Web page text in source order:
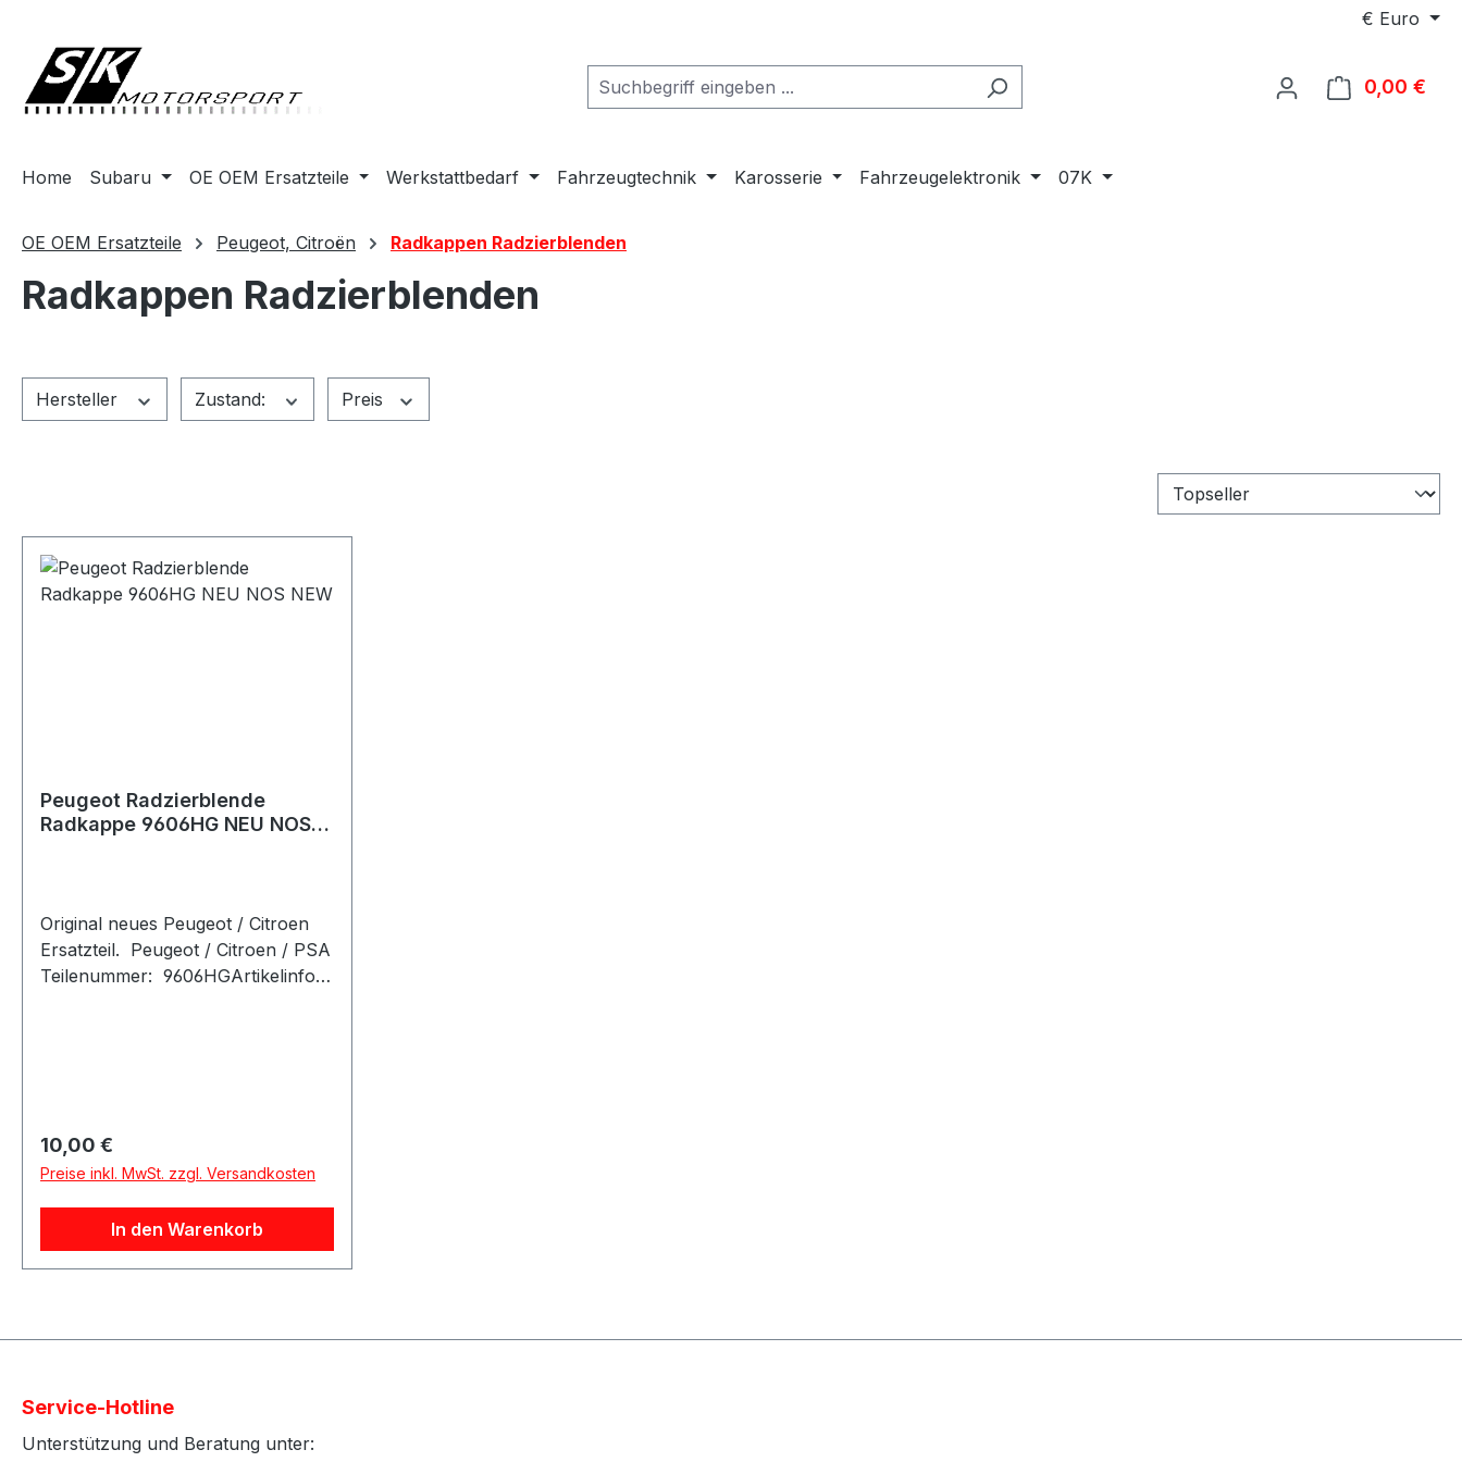
€ Euro
0,00 €
Home Subaru OE OEM Ersatzteile Werkstattbedarf Fahrzeugtechnik Karosserie Fahrzeugelektronik 07K
OE OEM Ersatzteile Peugeot, Citroën Radkappen Radzierblenden
Radkappen Radzierblenden
Hersteller Zustand: Preis
Peugeot Radzierblende
Radkappe 9606HG NEU NOS
Original neues Peugeot / Citroen
Ersatzteil. Peugeot / Citroen / PSA
Teilenummer: 9606HGArtikelinfo:
Regulärer Preis:
10,00 €
Preise inkl. MwSt. zzgl. Versandkosten
In den Warenkorb
Service-Hotline
Unterstützung und Beratung unter: